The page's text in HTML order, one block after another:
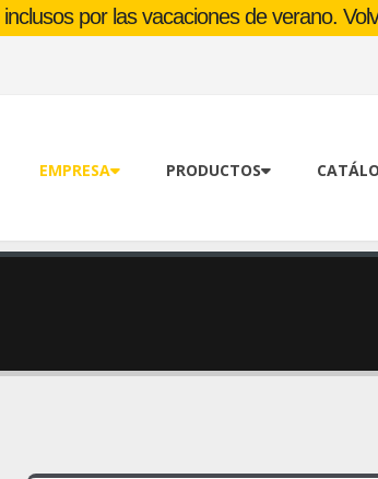
por las vacaciones de verano.
EMPRESA PRODUCTOS